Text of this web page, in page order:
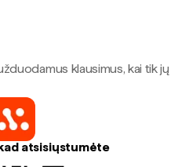
klausimus, kai tik jų
atsisiųstumėte